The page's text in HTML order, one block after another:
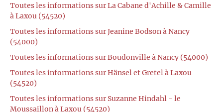
Toutes les informations sur La Cabane d'Achille & Camille
à Laxou (54520)
Toutes les informations sur Jeanine Bodson à Nancy
(54000)
Toutes les informations sur Boudonville à Nancy (54000)
Toutes les informations sur Hänsel et Gretel à Laxou
(54520)
Toutes les informations sur Suzanne Hindahl - le
Moussaillon à Laxou (54520)